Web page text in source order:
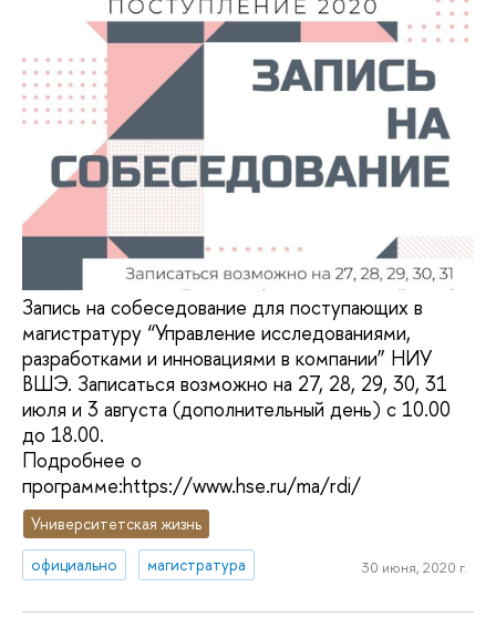
Запись на собеседование для поступающих в
магистратуру “Управление исследованиями,
разработками и инновациями в компании” НИУ
ВШЭ. Записаться возможно на 27, 28, 29, 30, 31
июля и 3 августа (дополнительный день) с 10.00
до 18.00.
Подробнее о
программе:https://www.hse.ru/ma/rdi/
Университетская жизнь
официально
магистратура 30 июня, 2020 г.